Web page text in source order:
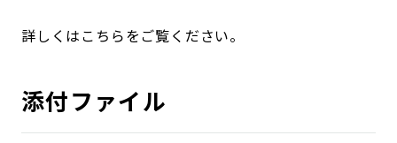
詳しくはこちらをご覧ください。
添付ファイル